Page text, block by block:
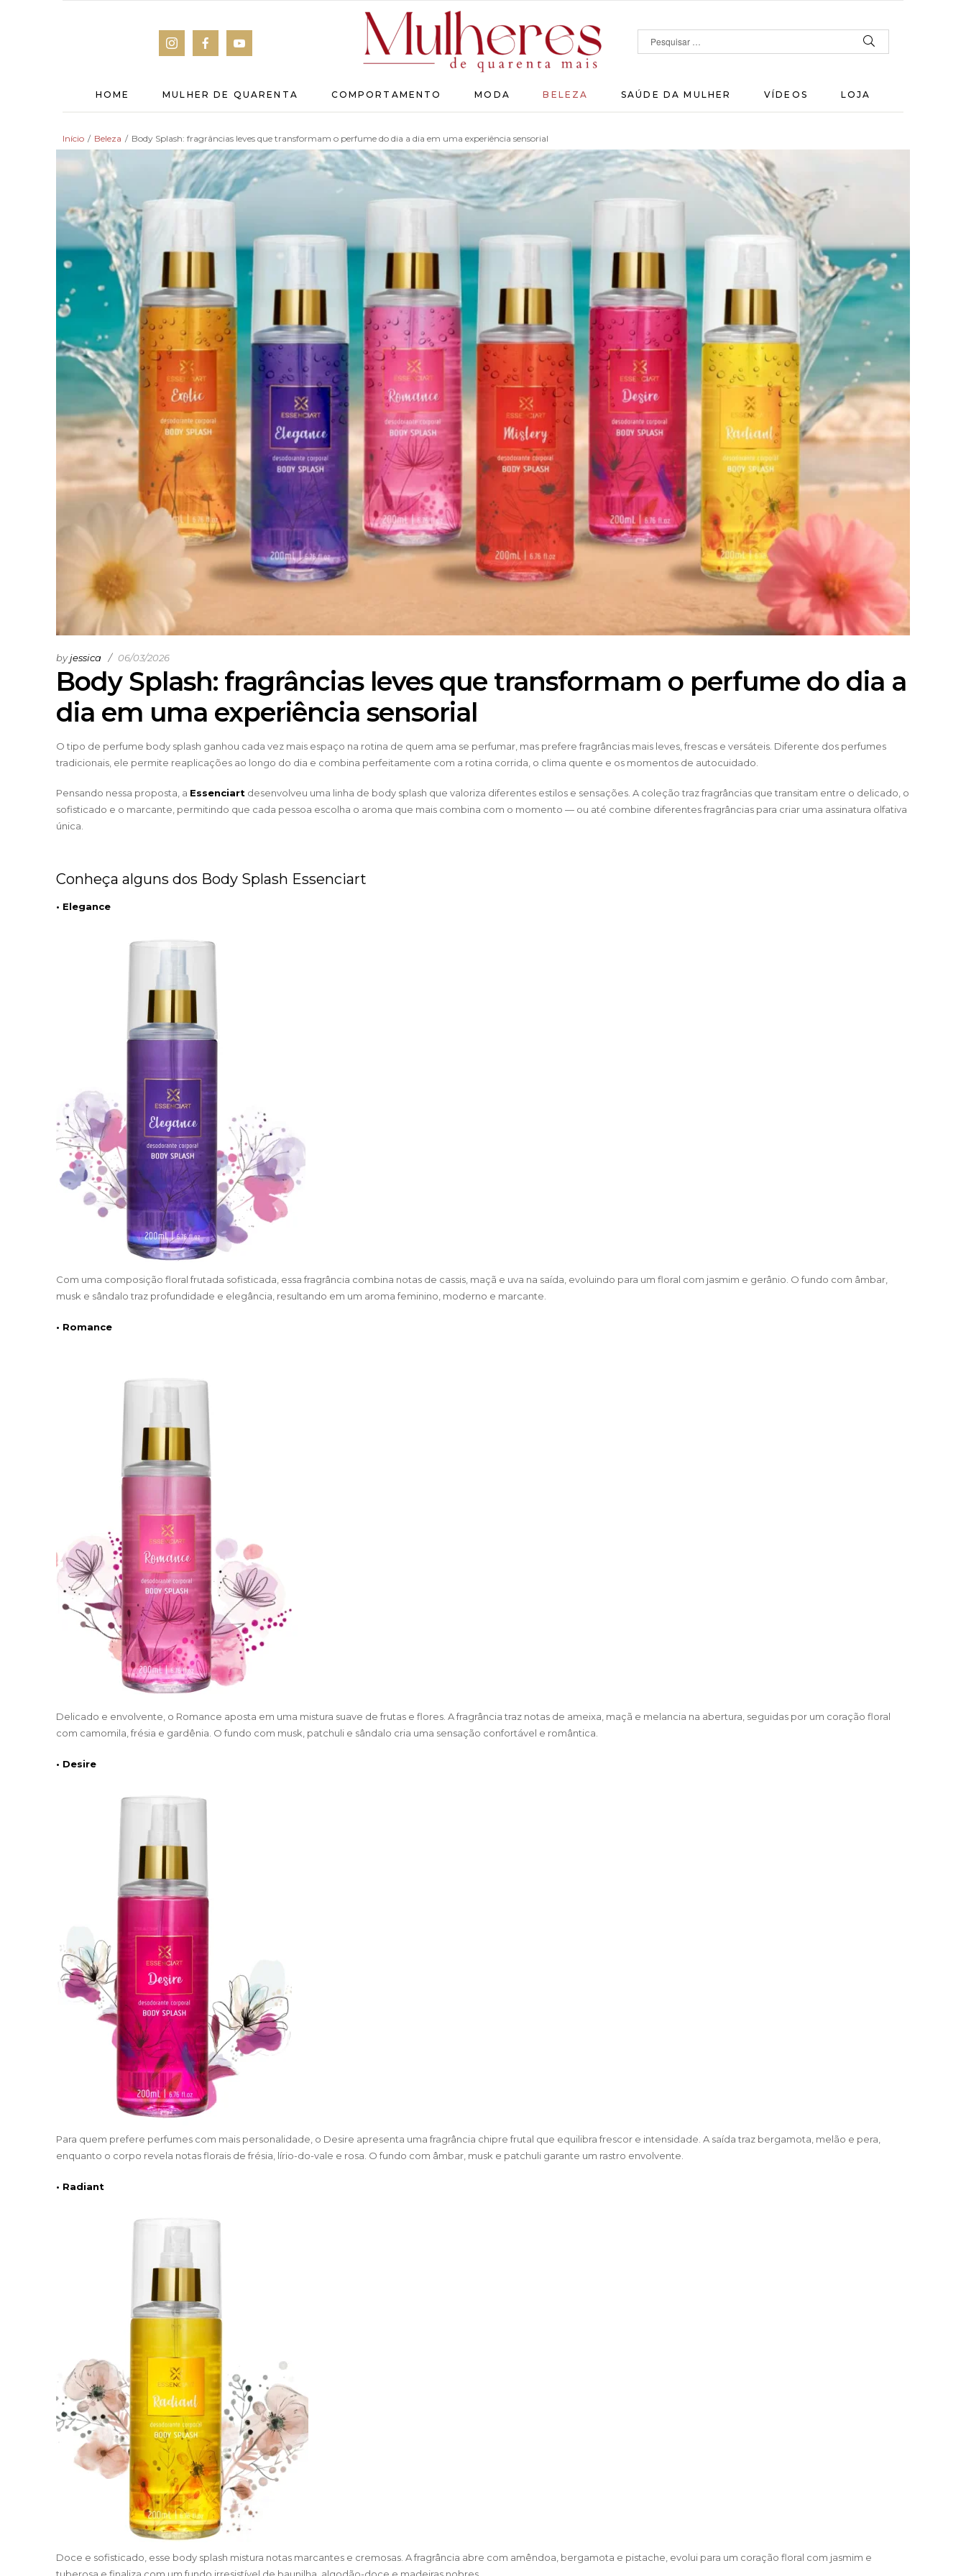
MULHERES
QUARENTA
Para
as
mulheres
HOME MULHER DE QUARENTA COMPORTAMENTO MODA BELEZA SAÚDE DA MULHER VÍDEOS LOJA
Início / Beleza / Body Splash: fragrâncias leves que transformam o perfume do dia a dia em uma experiência sensorial
Body Splash: fragrâncias leves que transformam o perfume do dia a
dia em uma experiência sensorial
byjessica 06/03/2026
O tipo de perfume body splash ganhou cada vez mais espaço na rotina de quem ama se perfumar, mas prefere fragrâncias mais leves, frescas e versáteis. Diferente dos perfumes
tradicionais, ele permite reaplicações ao longo do dia e combina perfeitamente com a rotina corrida, o clima quente e os momentos de autocuidado.
Pensando nessa proposta, a Essenciart desenvolveu uma linha de body splash que valoriza diferentes estilos e sensações. A coleção traz fragrâncias que transitam entre o delicado, o
sofisticado e o marcante, permitindo que cada pessoa escolha o aroma que mais combina com o momento — ou até combine diferentes fragrâncias para criar uma assinatura olfativa
única.
Conheça alguns dos Body Splash Essenciart
• Elegance
Com uma composição floral frutada sofisticada, essa fragrância combina notas de cassis, maçã e uva na saída, evoluindo para um floral com jasmim e gerânio. O fundo com âmbar,
musk e sândalo traz profundidade e elegância, resultando em um aroma feminino, moderno e marcante.
• Romance
Delicado e envolvente, o Romance aposta em uma mistura suave de frutas e flores. A fragrância traz notas de ameixa, maçã e melancia na abertura, seguidas por um coração floral
com camomila, frésia e gardênia. O fundo com musk, patchuli e sândalo cria uma sensação confortável e romântica.
• Desire
Para quem prefere perfumes com mais personalidade, o Desire apresenta uma fragrância chipre frutal que equilibra frescor e intensidade. A saída traz bergamota, melão e pera,
enquanto o corpo revela notas florais de frésia, lírio-do-vale e rosa. O fundo com âmbar, musk e patchuli garante um rastro envolvente.
• Radiant
Doce e sofisticado, esse body splash mistura notas marcantes e cremosas. A fragrância abre com amêndoa, bergamota e pistache, evolui para um coração floral com jasmim e